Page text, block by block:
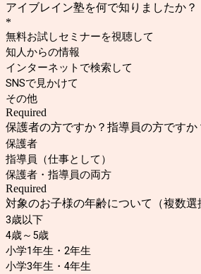
アイブレイン塾を何で知りましたか？
*
無料お試しセミナーを視聴して
知人からの情報
インターネットで検索して
SNSで見かけて
その他
Required
保護者の方ですか？指導員の方ですか
保護者
指導員（仕事として）
保護者・指導員の両方
Required
対象のお子様の年齢について（複数選
3歳以下
4歳～5歳
小学1年生・2年生
小学3年生・4年生